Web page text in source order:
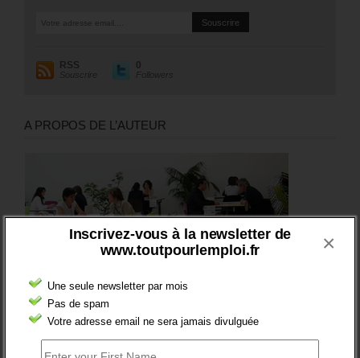
Inscrivez-vous à la newsletter de
www.toutpourlemploi.fr
Une seule newsletter par mois
Pas de spam
Votre adresse email ne sera jamais divulguée
×
RSS
Souscrire
0
Followers
A PROPOS DE L’AUTEUR